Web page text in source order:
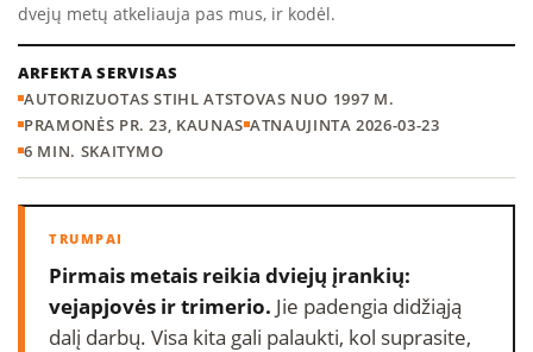
dvejų metų atkeliauja pas mus, ir kodėl.
ARFEKTA SERVISAS
AUTORIZUOTAS STIHL ATSTOVAS NUO 1997 M.
PRAMONĖS PR. 23, KAUNAS ATNAUJINTA 2026-03-23
6 MIN. SKAITYMO
Pirmais metais reikia dviejų įrankių:
vejapjovės ir trimerio. Jie padengia didžiąją
dalį darbų. Visa kita gali palaukti, kol suprasite,